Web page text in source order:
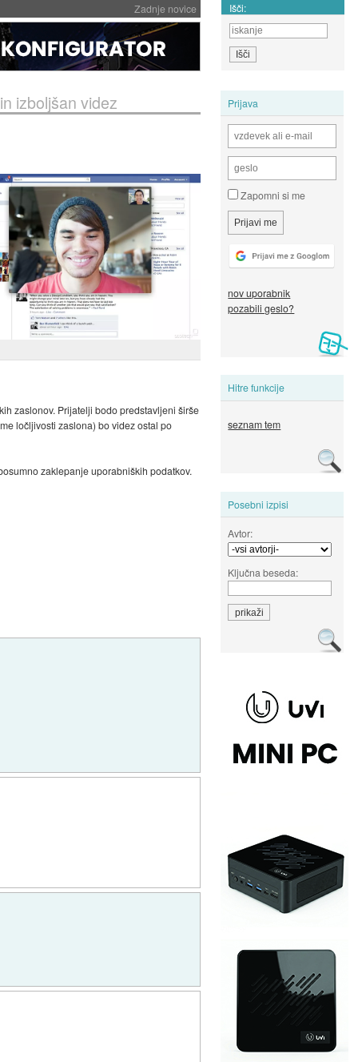
Zadnje novice Išči:
Prijava
Zapomni si me
nov uporabnik
pozabili geslo?
Hitre funkcije
seznam tem
Posebni izpisi
Avtor:
Ključna beseda:
izboljšan videz
zaslonov. Prijatelji bodo predstavljeni širše
ločljivosti zaslona) bo videz ostal po
zaklepanje uporabniških podatkov.